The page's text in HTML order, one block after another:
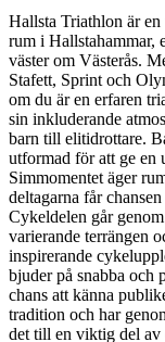
Hallsta Triathlon är
rum i Hallstahammar,
väster om Västerås.
Stafett, Sprint och
om du är en erfaren
sin inkluderande
barn till elitidrottare.
utformad för att ge en
Simmomentet äger
deltagarna får
Cykeldelen går
varierande terrängen
inspirerande
bjuder på snabba och
chans att känna
tradition och har
det till en viktig del av